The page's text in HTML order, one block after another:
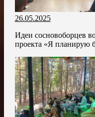
26.05.2025
Идеи сосновоборцев
проекта «Я планирую